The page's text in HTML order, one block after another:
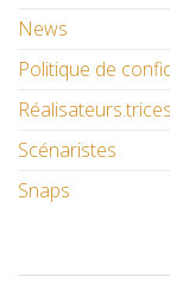
News
Politique de
Réalisateurs.trices
Scénaristes
Snaps